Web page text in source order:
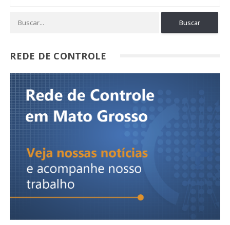
REDE DE CONTROLE